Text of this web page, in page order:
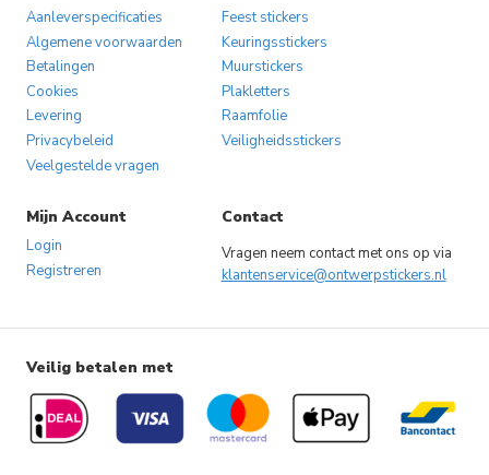
Aanleverspecificaties
Algemene voorwaarden
Betalingen
Cookies
Levering
Privacybeleid
Veelgestelde vragen
Feest stickers
Keuringsstickers
Muurstickers
Plakletters
Raamfolie
Veiligheidsstickers
Mijn Account
Login
Registreren
Contact
Vragen neem contact met ons op via
klantenservice@ontwerpstickers.nl
Veilig betalen met